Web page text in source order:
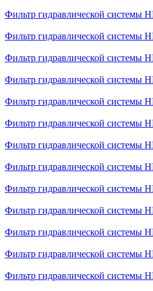
Фильтр гидравлической системы
Фильтр гидравлической системы
Фильтр гидравлической системы
Фильтр гидравлической системы
Фильтр гидравлической системы
Фильтр гидравлической системы
Фильтр гидравлической системы
Фильтр гидравлической системы
Фильтр гидравлической системы
Фильтр гидравлической системы
Фильтр гидравлической системы
Фильтр гидравлической системы
Фильтр гидравлической системы